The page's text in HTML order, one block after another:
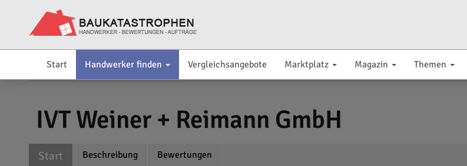
Start Handwerker finden Vergleichsangebote Marktplatz Magazin Themen
IVT Weiner + Reimann GmbH
Start Beschreibung Bewertungen